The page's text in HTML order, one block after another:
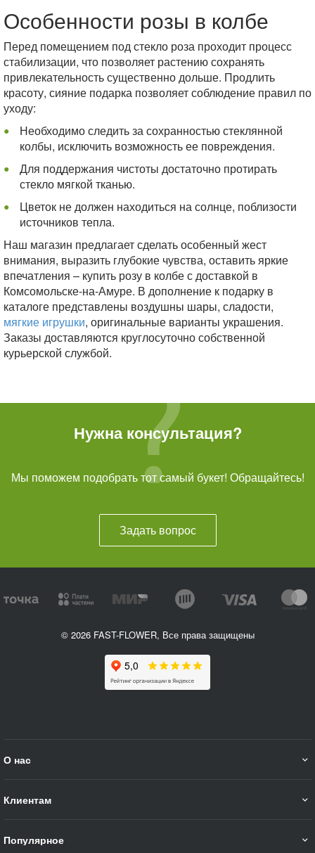
Особенности розы в колбе
Перед помещением под стекло роза проходит процесс
стабилизации, что позволяет растению сохранять
привлекательность существенно дольше. Продлить
красоту, сияние подарка позволяет соблюдение правил по
уходу:
Необходимо следить за сохранностью стеклянной
колбы, исключить возможность ее повреждения.
Для поддержания чистоты достаточно протирать
стекло мягкой тканью.
Цветок не должен находиться на солнце, поблизости
источников тепла.
Наш магазин предлагает сделать особенный жест
внимания, выразить глубокие чувства, оставить яркие
впечатления – купить розу в колбе с доставкой в
Комсомольске-на-Амуре. В дополнение к подарку в
каталоге представлены воздушны шары, сладости,
мягкие игрушки, оригинальные варианты украшения.
Заказы доставляются круглосуточно собственной
курьерской службой.
Нужна консультация?
Мы поможем подобрать тот самый букет! Обращайтесь!
Задать вопрос
© 2026 FAST-FLOWER, Все права защищены
О нас
Клиентам
Популярное